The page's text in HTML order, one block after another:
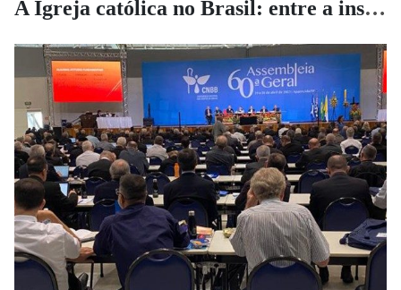
A Igreja católica no Brasil: entre a insignificância e a irrelevância?